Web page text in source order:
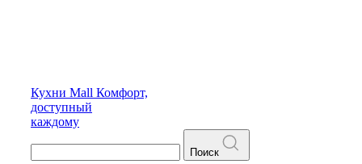
Кухни Mall Комфорт,
доступный
каждому
Поиск